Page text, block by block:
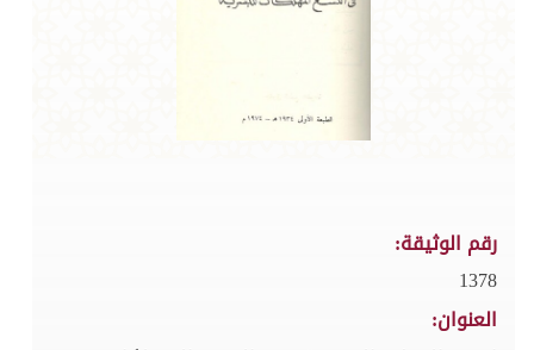
رقم الوثيقة:
1378
العنوان: